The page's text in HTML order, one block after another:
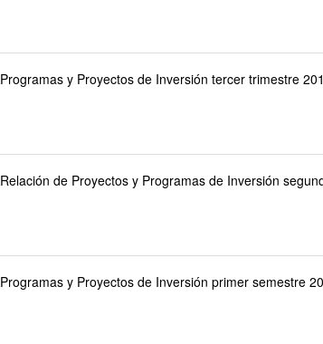
Programas y Proyectos de Inversión tercer trimestre
Relación de Proyectos y Programas de Inversión
Programas y Proyectos de Inversión primer semestre